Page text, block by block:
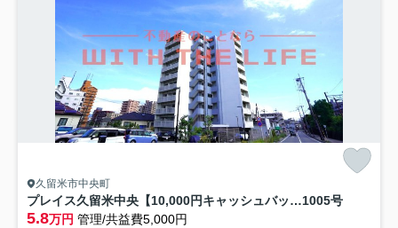
久留米市中央町
プレイス久留米中央【10,000円キャッシュバック対象物件】1005号
5.8万円 管理/共益費5,000円